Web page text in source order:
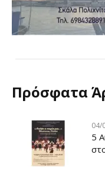
Πρόσφατα
04/
5